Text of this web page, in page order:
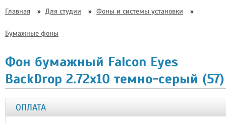
Главная » Для студии » Фоны и системы установки »
Бумажные фоны
Фон бумажный Falcon Eyes
BackDrop 2.72x10 темно-серый (57)
ОПЛАТА